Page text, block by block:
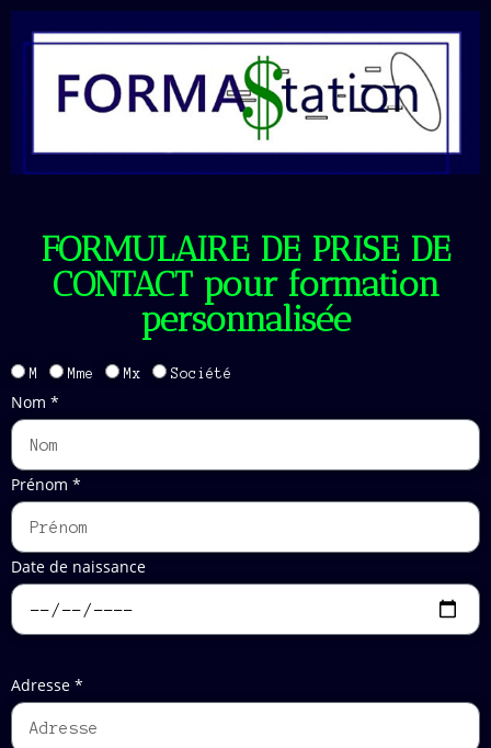
FORMULAIRE DE PRISE DE
CONTACT pour formation
personnalisée
M Mme Mx Société
Nom *
Prénom *
Date de naissance
Adresse *